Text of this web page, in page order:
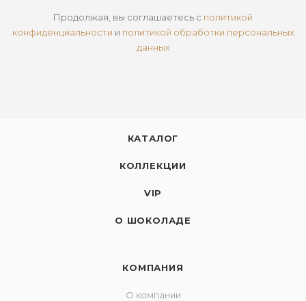
Продолжая, вы соглашаетесь с политикой
конфиденциальности и политикой обработки персональных
данных
КАТАЛОГ
КОЛЛЕКЦИИ
VIP
О ШОКОЛАДЕ
КОМПАНИЯ
О компании